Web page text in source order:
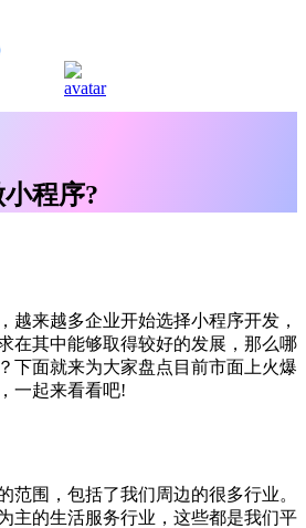
程序?
越来越多企业开始选择小程序开发，
在其中能够取得较好的发展，那么哪
下面就来为大家盘点目前市面上火爆
一起来看看吧!
范围，包括了我们周边的很多行业。
主的生活服务行业，这些都是我们平